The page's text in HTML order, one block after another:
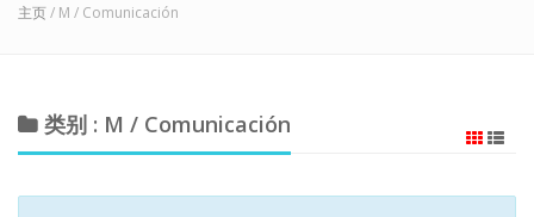
主页/ M / Comunicación
类别 : M / Comunicación